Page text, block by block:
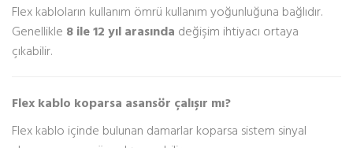
Flex kabloların kullanım ömrü kullanım yoğunluğuna bağlıdır.
Genellikle 8 ile 12 yıl arasında değişim ihtiyacı ortaya
çıkabilir.
Flex kablo koparsa asansör çalışır mı?
Flex kablo içinde bulunan damarlar koparsa sistem sinyal